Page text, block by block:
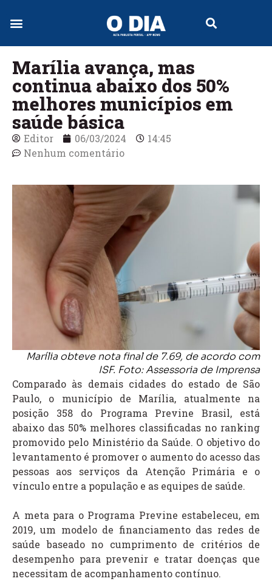
Marília avança, mas
continua abaixo dos 50%
melhores municípios em
saúde básica
Editor 06/03/2024
14:45
Nenhum comentário
Marília obteve nota final de 7.69, de acordo com
ISF. Foto: Assessoria de Imprensa
Comparado às demais cidades do estado de São
Paulo, o município de Marília, atualmente na
posição 358 do Programa Previne Brasil, está
abaixo das 50% melhores classificadas no ranking
promovido pelo Ministério da Saúde. O objetivo do
levantamento é promover o aumento do acesso das
pessoas aos serviços da Atenção Primária e o
vínculo entre a população e as equipes de saúde.
A meta para o Programa Previne estabeleceu, em
2019, um modelo de financiamento das redes de
saúde baseado no cumprimento de critérios de
desempenho para prevenir e tratar doenças que
necessitam de acompanhamento contínuo.